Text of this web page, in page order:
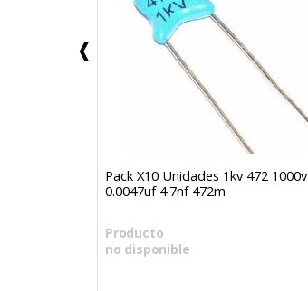
Pack X10 Unidades 1kv 472 1000v
0.0047uf 4.7nf 472m
Producto
no disponible